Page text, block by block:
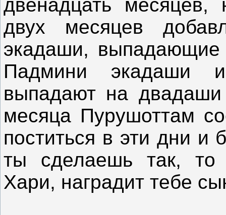
двенадцать
двух месяцев
экадаши, выпадающие
Падмини экадаши
выпадают на
месяца Пурушоттам
поститься в эти дни и
ты сделаешь так, то
Хари, наградит тебе